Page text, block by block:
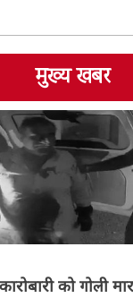
मुख्य खबर
कारोबारी को गोली